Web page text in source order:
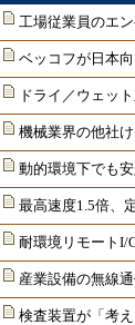
工場従業員のエ
ベッコフが日本
ドライ／ウェッ
機械業界の他社
動的環境下でも
最高速度1.5倍、
耐環境リモートI/
産業設備の無線
検査装置が「考